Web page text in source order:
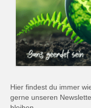
Hier findest du immer
gerne unseren